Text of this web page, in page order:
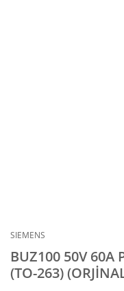
SIEMENS
BUZ100 50V
(TO-263)